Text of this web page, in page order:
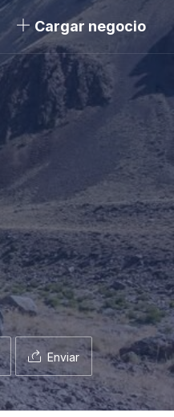
Cargar negocio
Enviar